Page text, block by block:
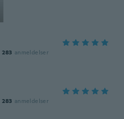
283 anmeldelser
283 anmeldelser